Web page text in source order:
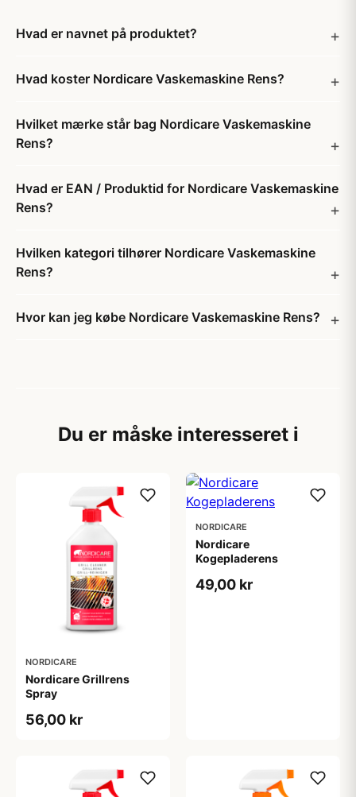
Hvad er navnet på produktet?
Hvad koster Nordicare Vaskemaskine Rens?
Hvilket mærke står bag Nordicare Vaskemaskine
Rens?
Hvad er EAN / Produktid for Nordicare Vaskemaskine
Rens?
Hvilken kategori tilhører Nordicare Vaskemaskine
Rens?
Hvor kan jeg købe Nordicare Vaskemaskine Rens?
Du er måske interesseret i
NORDICARE
Nordicare Grillrens
Spray
56,00 kr
NORDICARE
Nordicare
Kogepladerens
49,00 kr